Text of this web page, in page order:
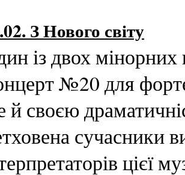
З Нового світу
із двох мінорних
№20 для
й своєю
сучасники
цієї